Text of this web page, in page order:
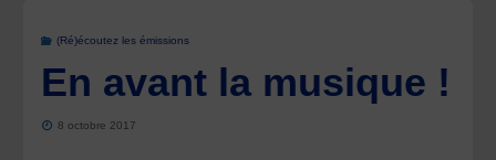
(Ré)écoutez les émissions
En avant la musique !
8 octobre 2017